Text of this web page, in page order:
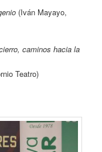
(Iván Mayayo,
caminos hacia la
Teatro)